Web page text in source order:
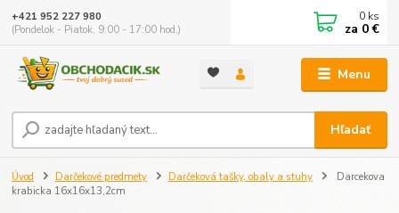
Menu
Hľadať
+421 952 227 980
(Pondelok - Piatok, 9:00 - 17:00 hod.)
0 ks
za 0 €
Úvod Darčekové predmety Darčeková tašky, obaly a stuhy
Darcekova
krabicka 16x16x13,2cm